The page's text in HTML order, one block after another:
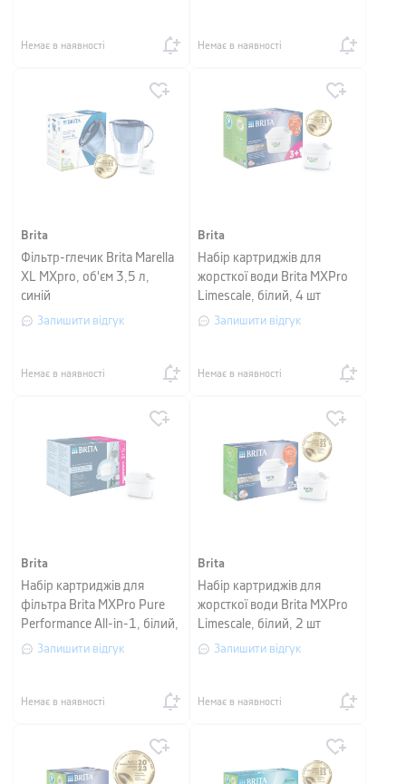
Немає в наявності Немає в наявності
Brita
Фільтр-глечик Brita Marella
XL MXpro, об'єм 3,5 л,
синій
Залишити відгук
Немає в наявності
Brita
Набір картриджів для
жорсткої води Brita MXPro
Limescale, білий, 4 шт
Залишити відгук
Немає в наявності
Brita
Набір картриджів для
фільтра Brita MXPro Pure
Performance All-in-1, білий,
4 штЗалишити відгук
Немає в наявності
Brita
Набір картриджів для
жорсткої води Brita MXPro
Limescale, білий, 2 шт
Залишити відгук
Немає в наявності